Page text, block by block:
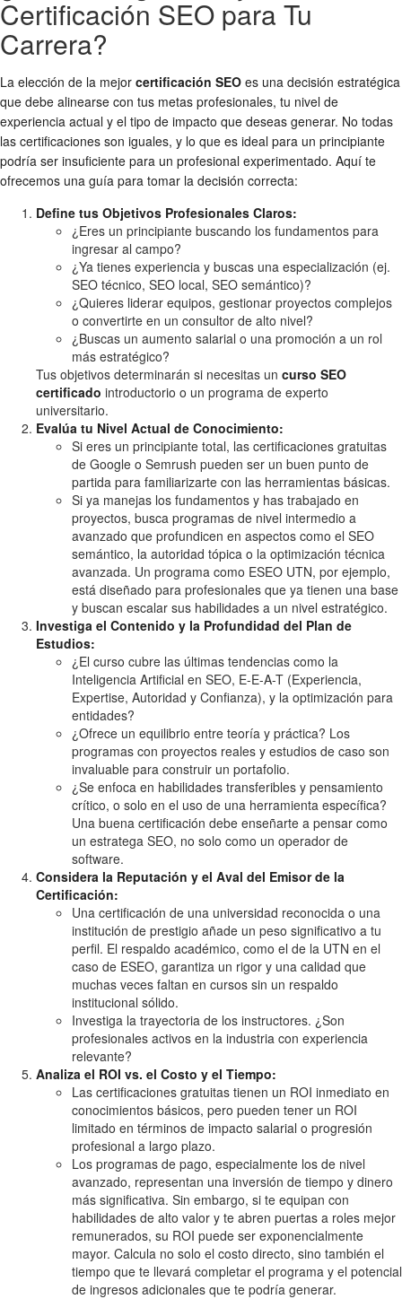
Certificación SEO para Tu
Carrera?
La elección de la mejor certificación SEO es una decisión estratégica
que debe alinearse con tus metas profesionales, tu nivel de
experiencia actual y el tipo de impacto que deseas generar. No todas
las certificaciones son iguales, y lo que es ideal para un principiante
podría ser insuficiente para un profesional experimentado. Aquí te
ofrecemos una guía para tomar la decisión correcta:
Define tus Objetivos Profesionales Claros:
¿Eres un principiante buscando los fundamentos para
ingresar al campo?
¿Ya tienes experiencia y buscas una especialización (ej.
SEO técnico, SEO local, SEO semántico)?
¿Quieres liderar equipos, gestionar proyectos complejos
o convertirte en un consultor de alto nivel?
¿Buscas un aumento salarial o una promoción a un rol
más estratégico?
Tus objetivos determinarán si necesitas un curso SEO
certificado introductorio o un programa de experto
universitario.
Evalúa tu Nivel Actual de Conocimiento:
Si eres un principiante total, las certificaciones gratuitas
de Google o Semrush pueden ser un buen punto de
partida para familiarizarte con las herramientas básicas.
Si ya manejas los fundamentos y has trabajado en
proyectos, busca programas de nivel intermedio a
avanzado que profundicen en aspectos como el SEO
semántico, la autoridad tópica o la optimización técnica
avanzada. Un programa como ESEO UTN, por ejemplo,
está diseñado para profesionales que ya tienen una base
y buscan escalar sus habilidades a un nivel estratégico.
Investiga el Contenido y la Profundidad del Plan de
Estudios:
¿El curso cubre las últimas tendencias como la
Inteligencia Artificial en SEO, E-E-A-T (Experiencia,
Expertise, Autoridad y Confianza), y la optimización para
entidades?
¿Ofrece un equilibrio entre teoría y práctica? Los
programas con proyectos reales y estudios de caso son
invaluable para construir un portafolio.
¿Se enfoca en habilidades transferibles y pensamiento
crítico, o solo en el uso de una herramienta específica?
Una buena certificación debe enseñarte a pensar como
un estratega SEO, no solo como un operador de
software.
Considera la Reputación y el Aval del Emisor de la
Certificación:
Una certificación de una universidad reconocida o una
institución de prestigio añade un peso significativo a tu
perfil. El respaldo académico, como el de la UTN en el
caso de ESEO, garantiza un rigor y una calidad que
muchas veces faltan en cursos sin un respaldo
institucional sólido.
Investiga la trayectoria de los instructores. ¿Son
profesionales activos en la industria con experiencia
relevante?
Analiza el ROI vs. el Costo y el Tiempo:
Las certificaciones gratuitas tienen un ROI inmediato en
conocimientos básicos, pero pueden tener un ROI
limitado en términos de impacto salarial o progresión
profesional a largo plazo.
Los programas de pago, especialmente los de nivel
avanzado, representan una inversión de tiempo y dinero
más significativa. Sin embargo, si te equipan con
habilidades de alto valor y te abren puertas a roles mejor
remunerados, su ROI puede ser exponencialmente
mayor. Calcula no solo el costo directo, sino también el
tiempo que te llevará completar el programa y el potencial
de ingresos adicionales que te podría generar.